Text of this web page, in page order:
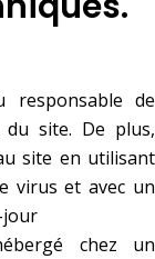
de
du site. De plus,
site en utilisant
virus et avec un
jour
chez un